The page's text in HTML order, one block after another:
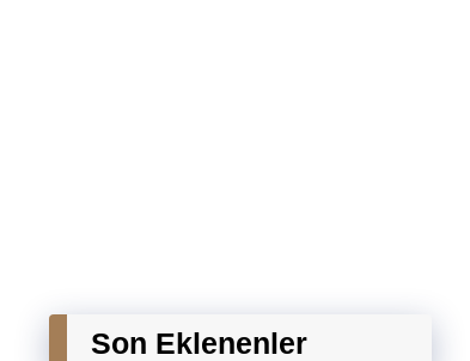
Son Eklenenler